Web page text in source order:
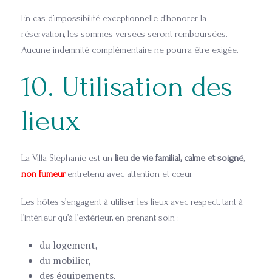
En cas d’impossibilité exceptionnelle d’honorer la
réservation, les sommes versées seront remboursées.
Aucune indemnité complémentaire ne pourra être exigée.
10. Utilisation des
lieux
La Villa Stéphanie est un lieu de vie familial, calme et soigné,
non fumeurentretenu avec attention et cœur.
Les hôtes s’engagent à utiliser les lieux avec respect, tant à
l’intérieur qu’à l’extérieur, en prenant soin :
du logement,
du mobilier,
des équipements,